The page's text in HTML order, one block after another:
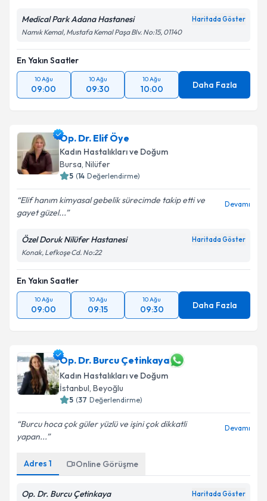
Medical Park Adana Hastanesi Haritada Göster
Namık Kemal, Mustafa Kemal Paşa Blv. No:15, 01140
En Yakın Saatler
10 Ağu
09:00
10 Ağu
09:30
10 Ağu
10:00 Daha Fazla
Op. Dr. Elif Öye
Kadın Hastalıkları ve Doğum
Bursa, Nilüfer
5 (14 Değerlendirme)
Elif hanım kimyasal gebelik sürecimde takip etti ve
gayet güzel...
Devamı
Özel Doruk Nilüfer Hastanesi Haritada Göster
Konak, Lefkoşe Cd. No:22
En Yakın Saatler
10 Ağu
09:00
10 Ağu
09:15
10 Ağu
09:30 Daha Fazla
Op. Dr. Burcu Çetinkaya
Kadın Hastalıkları ve Doğum
İstanbul, Beyoğlu
5 (37 Değerlendirme)
Burcu hoca çok güler yüzlü ve işini çok dikkatli
yapan...
Devamı
Adres 1 Online Görüşme
Op. Dr. Burcu Çetinkaya Haritada Göster